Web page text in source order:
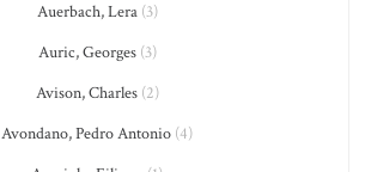
Auerbach, Lera(3)
Auric, Georges(3)
Avison, Charles(2)
Avondano, Pedro Antonio (4)